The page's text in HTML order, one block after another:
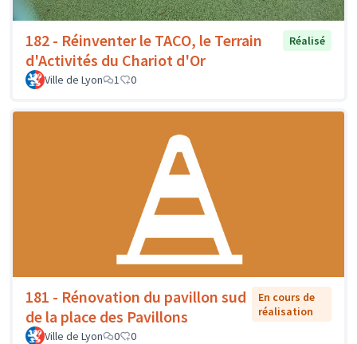
182 - Réinventer le TACO, le Terrain
d'Activités du Chariot d'Or
Réalisé
Ville de Lyon 1 0
181 - Rénovation du pavillon sud
de la place des Pavillons
En cours de
réalisation
Ville de Lyon
0 0